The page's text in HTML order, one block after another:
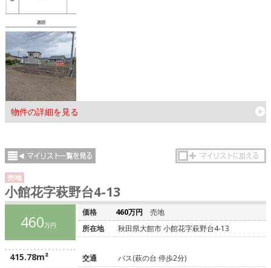
物件の詳細を見る
売地
小館花字萩野台4-13
460万円
415.78m²
価格 460万円
売地
所在地
秋田県大館市 小館花字萩野台4-13
交通
バス(萩の台 停歩2分)